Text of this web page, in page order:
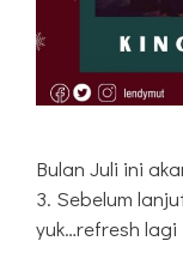
Bulan Juli ini
3. Sebelum
yuk…refresh